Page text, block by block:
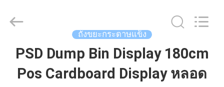
บ้าน
DISPLAY
Reserved.
ถังขยะกระดาษแข็ง
PSD Dump Bin Display 180cm
Pos Cardboard Display หลอด